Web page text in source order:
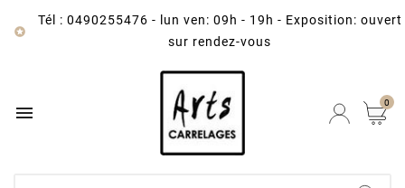

Tél : 0490255476 -
lun ven: 09h - 19h - Exposition: ouvert
sur rendez-vous
 0